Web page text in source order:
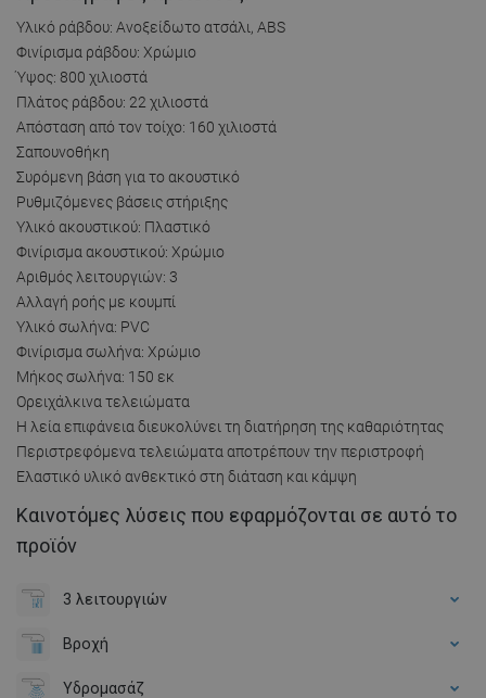
Υλικό ράβδου: Ανοξείδωτο ατσάλι, ABS
Φινίρισμα ράβδου: Χρώμιο
Ύψος: 800 χιλιοστά
Πλάτος ράβδου: 22 χιλιοστά
Απόσταση από τον τοίχο: 160 χιλιοστά
Σαπουνοθήκη
Συρόμενη βάση για το ακουστικό
Ρυθμιζόμενες βάσεις στήριξης
Υλικό ακουστικού: Πλαστικό
Φινίρισμα ακουστικού: Χρώμιο
Αριθμός λειτουργιών: 3
Αλλαγή ροής με κουμπί
Υλικό σωλήνα: PVC
Φινίρισμα σωλήνα: Χρώμιο
Μήκος σωλήνα: 150 εκ
Ορειχάλκινα τελειώματα
Η λεία επιφάνεια διευκολύνει τη διατήρηση της καθαριότητας
Περιστρεφόμενα τελειώματα αποτρέπουν την περιστροφή
Ελαστικό υλικό ανθεκτικό στη διάταση και κάμψη
Καινοτόμες λύσεις που εφαρμόζονται σε αυτό το
προϊόν
3 λειτουργιών
Βροχή
Υδρομασάζ